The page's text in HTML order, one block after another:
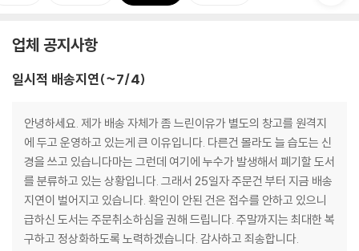
업체 공지사항
일시적 배송지연(~7/4)
안녕하세요. 제가 배송 자체가 좀 느린이유가 별도의 창고를 원격지
에 두고 운영하고 있는게 큰 이유입니다. 다른건 몰라도 늘 습도는 신
경을 쓰고 있습니다마는 그런데 여기에 누수가 발생해서 폐기할 도서
를 분류하고 있는 상황입니다. 그래서 25일자 주문건 부터 지금 배송
지연이 벌어지고 있습니다. 확인이 안된 건은 접수를 안하고 있으니
급하신 도서는 주문취소하심을 권해 드립니다. 주말까지는 최대한 복
구하고 정상화하도록 노력하겠습니다. 감사하고 죄송합니다.